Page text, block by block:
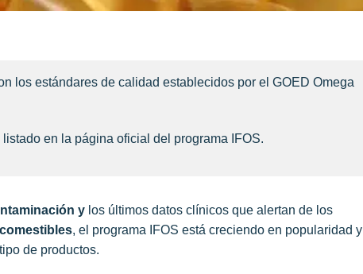
los estándares de calidad establecidos por el GOED Omega
en la página oficial del programa IFOS.
ylos últimos datos clínicos que alertan de los
, el programa IFOS está creciendo en popularidad y
de productos.